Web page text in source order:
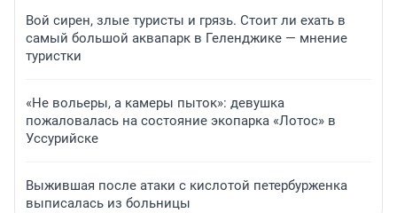
Вой сирен, злые туристы и грязь. Стоит ли ехать в
самый большой аквапарк в Геленджике — мнение
туристки
«Не вольеры, а камеры пыток»: девушка
пожаловалась на состояние экопарка «Лотос» в
Уссурийске
Выжившая после атаки с кислотой петербурженка
выписалась из больницы